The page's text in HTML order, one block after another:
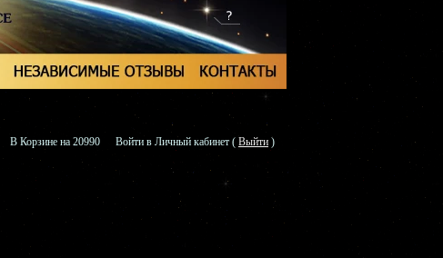
В Корзине на 20990 Войти в Личный кабинет ( Выйти )